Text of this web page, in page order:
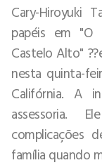
Cary-Hiroyuki
papéis em "O
Castelo Alto"
nesta quinta-
Califórnia. A
assessoria.
complicações
família quando